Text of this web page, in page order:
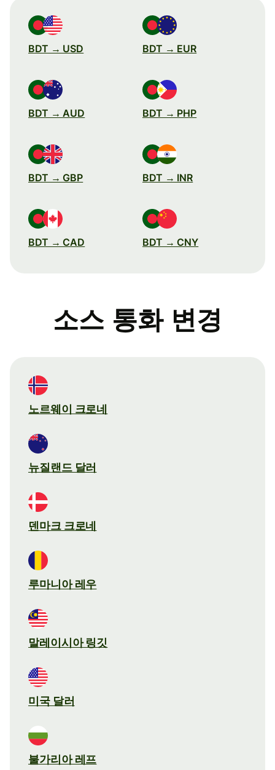
BDT → USD BDT → EUR
BDT → AUD BDT → PHP
BDT → GBP BDT → INR
BDT → CAD BDT → CNY
소스 통화 변경
노르웨이 크로네
뉴질랜드 달러
덴마크 크로네
루마니아 레우
말레이시아 링깃
미국 달러
불가리아 레프